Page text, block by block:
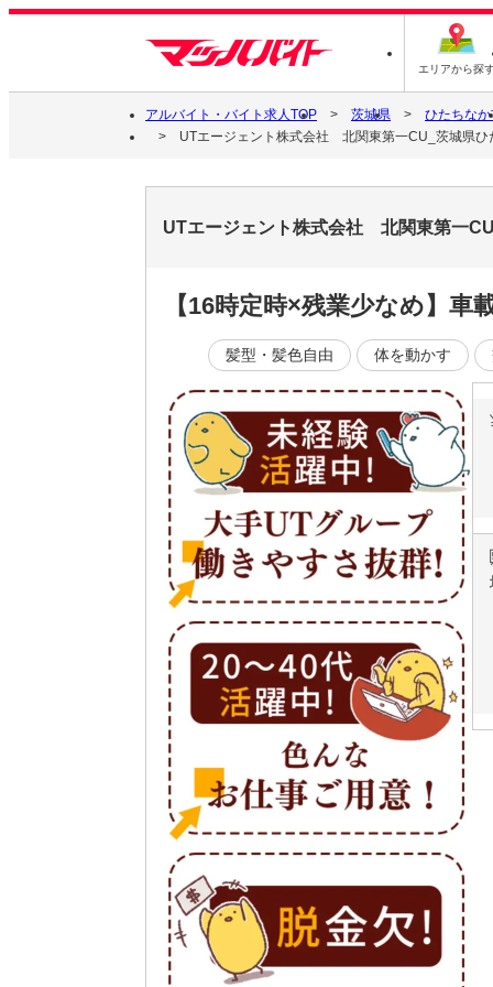
エリアから探
アルバイト・バイト求人TOP 茨城県
ひたちな
UTエージェント株式会社 北関東第一CU_茨城県ひ
UTエージェント株式会社 北関東第一
【16時定時×残業少なめ】
髪型・髪色自由 体を動かす